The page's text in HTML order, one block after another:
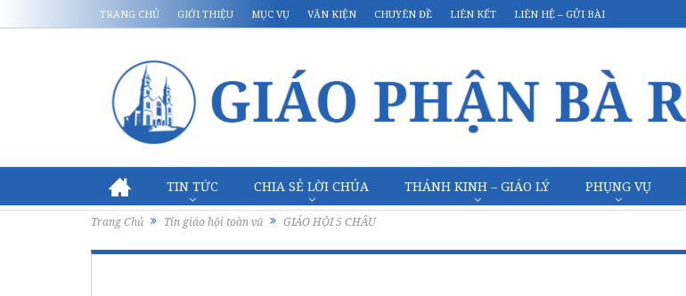
TRANG CHỦ GIỚI THIỆU MỤC VỤ VĂN KIỆN CHUYÊN ĐỀ LIÊN KẾT LIÊN HỆ – GỬI BÀI
TIN TỨC CHIA SẺ LỜI CHÚA THÁNH KINH – GIÁO LÝ PHỤNG VỤ
Trang Chủ Tin giáo hội toàn vũ GIÁO HỘI 5 CHÂU